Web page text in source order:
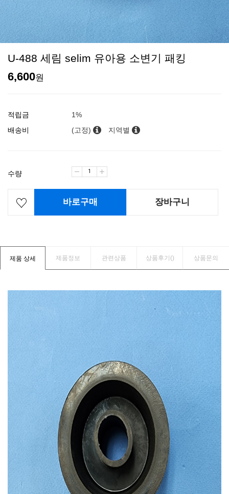
U-488 세림 selim 유아용 소변기 패킹
6,600원
적립금
1%
배송비
(고정) 지역별
수량
바로구매 장바구니
제품 상세 제품정보 관련상품 상품후기() 상품문의